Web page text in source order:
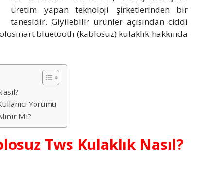
üretim yapan teknoloji şirketlerinden bir
tanesidir. Giyilebilir ürünler açısından ciddi
bluetooth (kablosuz) kulaklık hakkında
Yorumu
Mı?
Tws Kulaklık Nasıl?